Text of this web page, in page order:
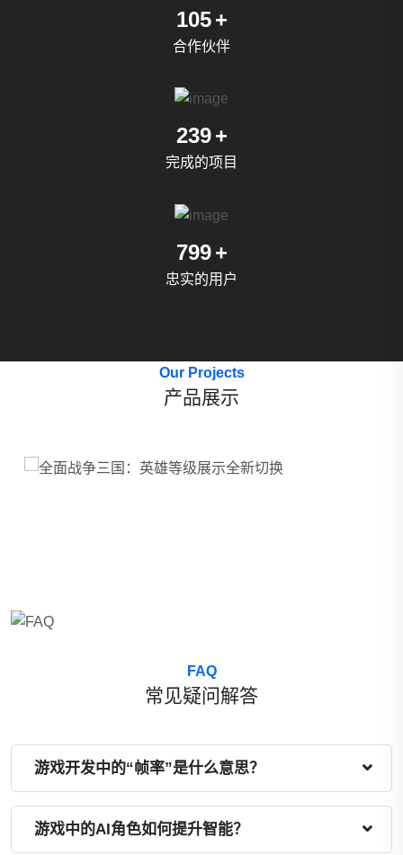
136 +
合作伙伴
309 +
完成的项目
1041+
忠实的用户
Our Projects
产品展示
FAQ
常见疑问解答
游戏开发中的“帧率”是什么意思？
游戏中的AI角色如何提升智能？